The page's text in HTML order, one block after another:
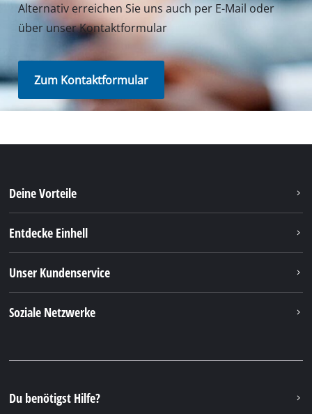
Alternativ erreichen Sie uns auch per E-Mail oder
über unser Kontaktformular
Zum Kontaktformular
Deine Vorteile
Entdecke Einhell
Unser Kundenservice
Soziale Netzwerke
Du benötigst Hilfe?